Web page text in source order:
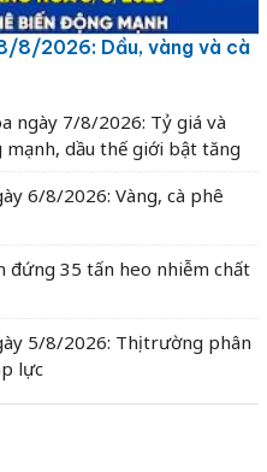
8/2026: Dầu, vàng và cà
ngày 7/8/2026: Tỷ giá và
mạnh, dầu thế giới bật tăng
6/8/2026: Vàng, cà phê
đứng 35 tấn heo nhiễm chất
5/8/2026: Thị trường phân
lực